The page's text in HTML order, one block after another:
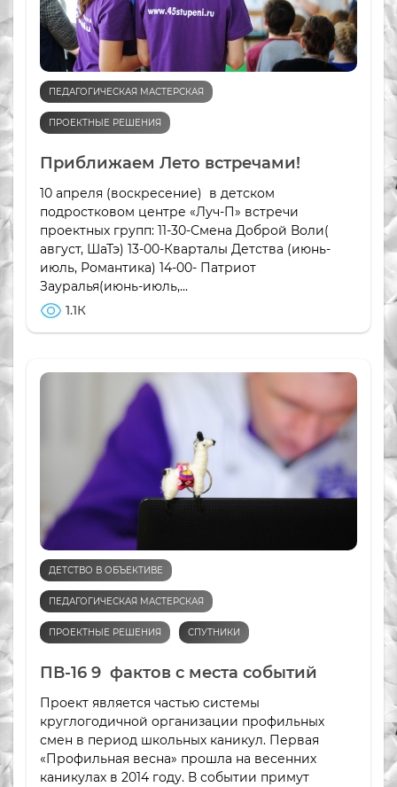
ПЕДАГОГИЧЕСКАЯ МАСТЕРСКАЯ
ПРОЕКТНЫЕ РЕШЕНИЯ
Приближаем Лето встречами!
10 апреля (воскресение) в детском
подростковом центре «Луч-П» встречи
проектных групп: 11-30-Смена Доброй Воли(
август, ШаТэ) 13-00-Кварталы Детства (июнь-
июль, Романтика) 14-00- Патриот
Зауралья(июнь-июль,...
1.1К
ДЕТСТВО В ОБЪЕКТИВЕ
ПЕДАГОГИЧЕСКАЯ МАСТЕРСКАЯ
ПРОЕКТНЫЕ РЕШЕНИЯ СПУТНИКИ
ПВ-16 9 фактов с места событий
Проект является частью системы
круглогодичной организации профильных
смен в период школьных каникул. Первая
«Профильная весна» прошла на весенних
каникулах в 2014 году. В событии примут